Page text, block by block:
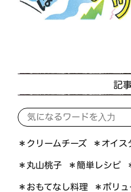
記
＊クリームチーズ ＊オイス
＊丸山桃子 ＊簡単レシピ
＊おもてなし料理 ＊ボリ